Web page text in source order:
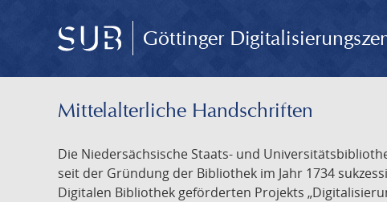
Göttinger
Mittelalterliche Handschriften
Die Niedersächsische Staats- und
seit der Gründung der Bibliothek im Jahr 1734
Digitalen Bibliothek geförderten Projekts